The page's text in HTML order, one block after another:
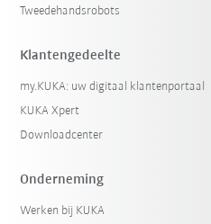
Filter terugzetten
Tweedehandsrobots
Klantengedeelte
my.KUKA: uw digitaal klantenportaal
KUKA Xpert
Downloadcenter
Onderneming
Werken bij KUKA